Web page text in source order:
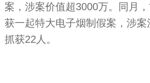
案，涉案价值超3000万。同月
获一起特大电子烟制假案，涉案
抓获22人。